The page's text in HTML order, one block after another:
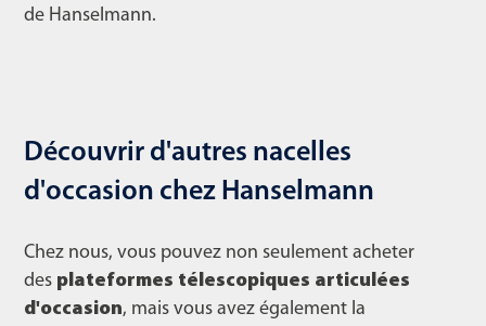
de Hanselmann.
Découvrir d'autres nacelles
d'occasion chez Hanselmann
Chez nous, vous pouvez non seulement acheter
des plateformes télescopiques articulées
d'occasion, mais vous avez également la